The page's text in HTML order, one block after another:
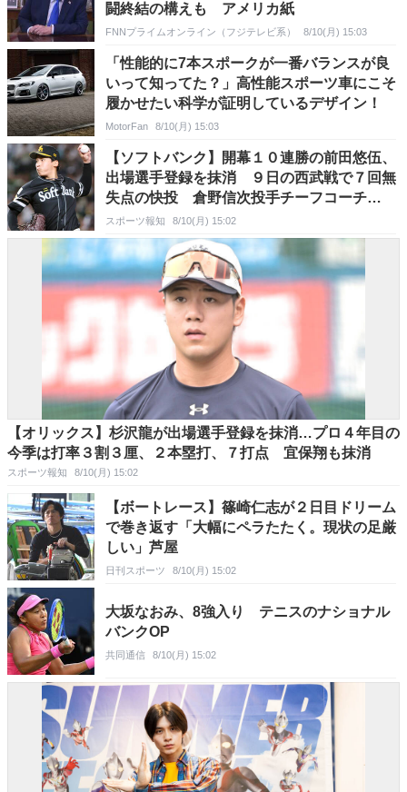
闘終結の構えも アメリカ紙
FNNプライムオンライン（フジテレビ系） 8/10(月) 15:03
「性能的に7本スポークが一番バランスが良
いって知ってた？」高性能スポーツ車にこそ
履かせたい科学が証明しているデザイン！
MotorFan 8/10(月) 15:03
【ソフトバンク】開幕１０連勝の前田悠伍、
出場選手登録を抹消 ９日の西武戦で７回無
失点の快投 倉野信次投手チーフコーチ
「元々その予定」
スポーツ報知 8/10(月) 15:02
【オリックス】杉沢龍が出場選手登録を抹消…プロ４年目の
今季は打率３割３厘、２本塁打、７打点 宜保翔も抹消
スポーツ報知 8/10(月) 15:02
【ボートレース】篠崎仁志が２日目ドリーム
で巻き返す「大幅にペラたたく。現状の足厳
しい」芦屋
日刊スポーツ 8/10(月) 15:02
大坂なおみ、8強入り テニスのナショナル
バンクOP
共同通信 8/10(月) 15:02